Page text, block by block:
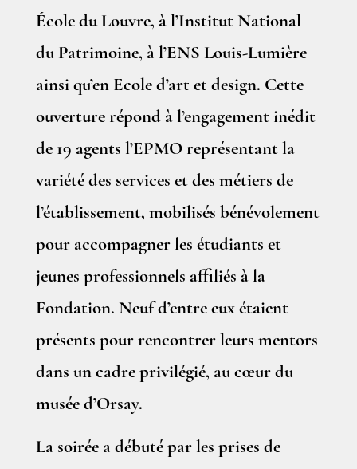
École du Louvre, à l’Institut National
du Patrimoine, à l’ENS Louis-Lumière
ainsi qu’en Ecole d’art et design. Cette
ouverture répond à l’engagement inédit
de 19 agents l’EPMO représentant la
variété des services et des métiers de
l’établissement, mobilisés bénévolement
pour accompagner les étudiants et
jeunes professionnels affiliés à la
Fondation. Neuf d’entre eux étaient
présents pour rencontrer leurs mentors
dans un cadre privilégié, au cœur du
musée d’Orsay.
La soirée a débuté par les prises de